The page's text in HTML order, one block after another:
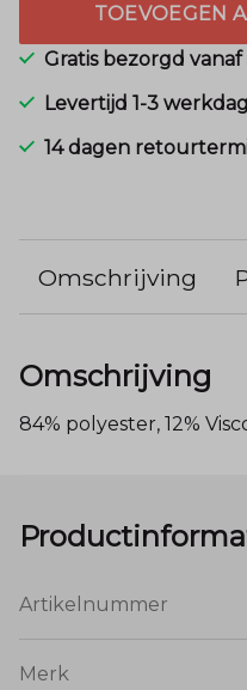
TOEVOEGEN
Gratis bezorgd vanaf
Levertijd 1-3
14 dagen
Omschrijving
Omschrijving
84% polyester, 12%
Artikelnummer
Merk